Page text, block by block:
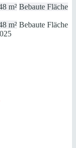
m² Bebaute Fläche
m² Bebaute Fläche